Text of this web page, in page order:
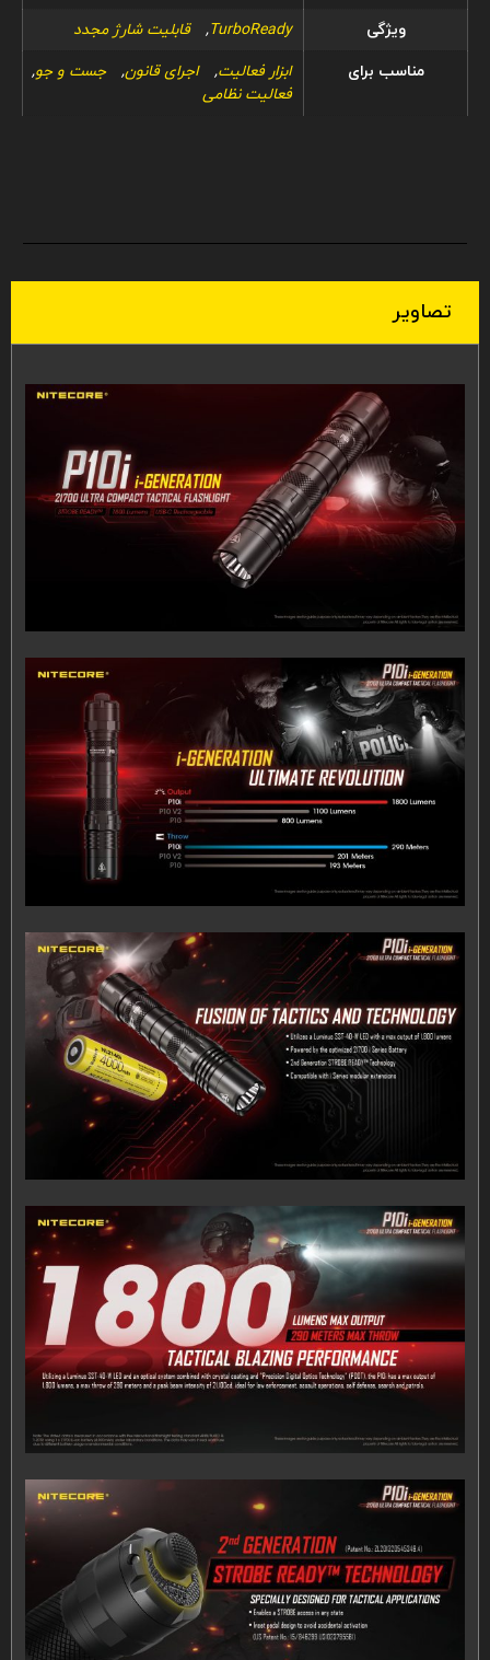
ویژگی
TurboReady
,
قابلیت شارژ مجدد
مناسب برای
ابزار فعالیت, اجرای قانون, جست و جو,
فعالیت نظامی
تصاویر